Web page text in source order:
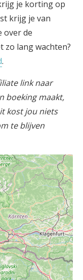
je korting op
krijg je van
over de
zo lang wachten?
.
link naar
boeking maakt,
kost jou niets
te blijven